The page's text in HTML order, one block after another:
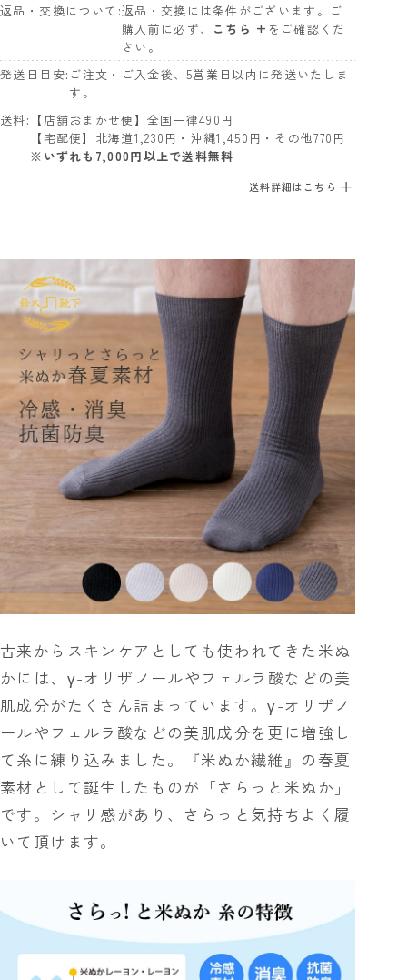
返品・交換について 返品・交換には条件がございます。ご
購入前に必ず、 こちら + をご確認くだ
さい。
発送日目安 ご注文・ご入金後、5営業日以内に発送いたしま
す。
送料
【店舗おまかせ便】全国一律490円
【宅配便】北海道1,230円・沖縄1,450円・その他770円
※いずれも7,000円以上で送料無料
送料詳細はこちら
古来からスキンケアとしても使われてきた米ぬ
かには、γ-オリザノールやフェルラ酸などの美
肌成分がたくさん詰まっています。γ-オリザノ
ールやフェルラ酸などの美肌成分を更に増強し
て糸に練り込みました。『米ぬか繊維』の春夏
素材として誕生したものが「さらっと米ぬか」
です。シャリ感があり、さらっと気持ちよく履
いて頂けます。